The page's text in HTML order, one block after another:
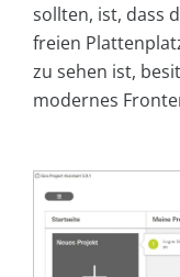
sollten, ist, dass
freien
zu sehen ist,
modernes